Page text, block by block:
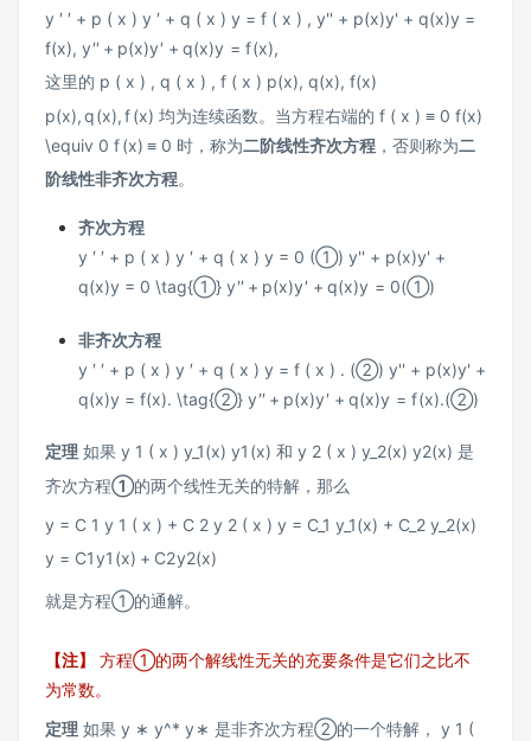
y ′ ′ + p ( x ) y ′ + q ( x ) y = f ( x ) , y'' + p(x)y' + q(x)y =
f(x), y′′ + p(x)y′ + q(x)y = f(x),
这里的 p ( x ) , q ( x ) , f ( x ) p(x), q(x), f(x)
p(x),q(x),f(x) 均为连续函数。当方程右端的 f ( x ) ≡ 0 f(x)
\equiv 0 f(x) ≡ 0 时，称为二阶线性齐次方程 ，否则称为二
阶线性非齐次方程。
齐次方程
y ′ ′ + p ( x ) y ′ + q ( x ) y = 0 (①) y'' + p(x)y' +
q(x)y = 0 \tag{①} y′′ + p(x)y′ + q(x)y = 0(①)
非齐次方程
y ′ ′ + p ( x ) y ′ + q ( x ) y = f ( x ) . (②) y'' + p(x)y' +
q(x)y = f(x). \tag{②} y′′ + p(x)y′ + q(x)y = f(x).(②)
定理 如果 y 1 ( x ) y_1(x) y1 (x) 和 y 2 ( x ) y_2(x) y2(x) 是
齐次方程①的两个线性无关的特解，那么
y = C 1 y 1 ( x ) + C 2 y 2 ( x ) y = C_1 y_1(x) + C_2 y_2(x)
y = C1y1 (x) + C2y2(x)
就是方程①的通解。
【注】
方程①的两个解线性无关的充要条件是它们之比不
为常数。
定理 如果 y ∗ y^* y ∗ 是非齐次方程②的一个特解， y 1 (